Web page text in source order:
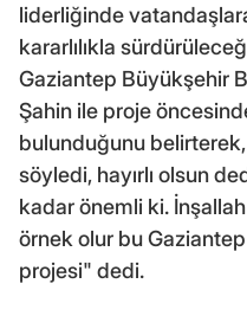
liderliğinde
kararlılıkla
Gaziantep Büyükşehir
Şahin ile proje
bulunduğunu belirterek,
söyledi, hayırlı olsun
kadar önemli ki.
örnek olur bu
projesi" dedi.